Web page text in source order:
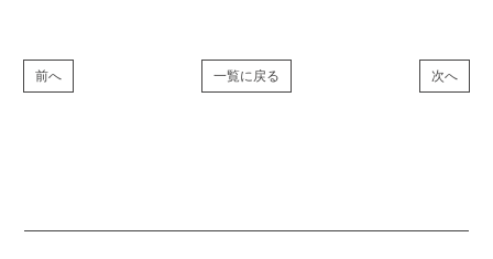
前へ 一覧に戻る 次へ